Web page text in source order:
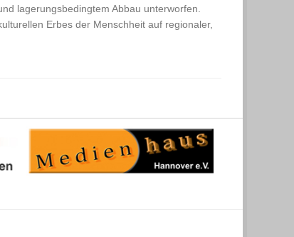
lagerungsbedingtem Abbau unterworfen.
Erbes der Menschheit auf regionaler,